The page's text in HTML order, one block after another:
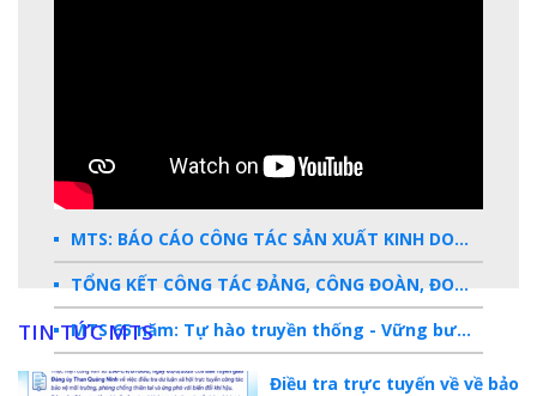
MTS: BÁO CÁO CÔNG TÁC SẢN XUẤT KINH DOANH 2025
TỔNG KẾT CÔNG TÁC ĐẢNG, CÔNG ĐOÀN, ĐOÀN THANH NIÊN 2025
MTS 65 năm: Tự hào truyền thống - Vững bước Tương lai
Dấu ấn MTS 2024
TIN TỨC MTS
Điều tra trực tuyến về về bảo